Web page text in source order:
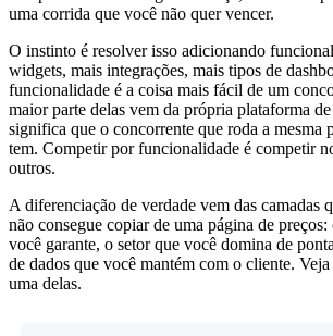
uma corrida que você não quer vencer.
O instinto é resolver isso adicionando
widgets, mais integrações, mais tipos de
funcionalidade é a coisa mais fácil de um
maior parte delas vem da própria plataforma
significa que o concorrente que roda a mesma
tem. Competir por funcionalidade é competir
outros.
A diferenciação de verdade vem das camadas
não consegue copiar de uma página de preços:
você garante, o setor que você domina de
de dados que você mantém com o cliente.
uma delas.